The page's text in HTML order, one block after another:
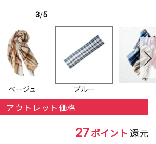
3/5
ベージュ ブルー
アウトレット価格
27ポイント 還元